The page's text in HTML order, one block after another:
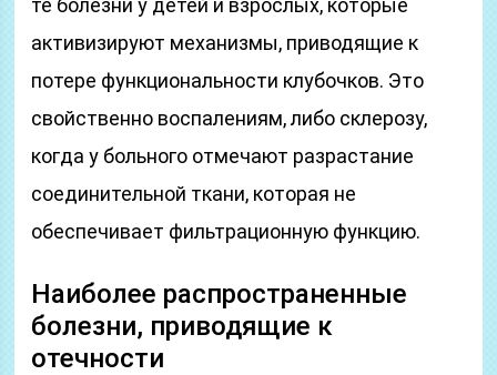
те болезни у детей и взрослых, которые
активизируют механизмы, приводящие к
потере функциональности клубочков. Это
свойственно воспалениям, либо склерозу,
когда у больного отмечают разрастание
соединительной ткани, которая не
обеспечивает фильтрационную функцию.
Наиболее распространенные
болезни, приводящие к
отечности